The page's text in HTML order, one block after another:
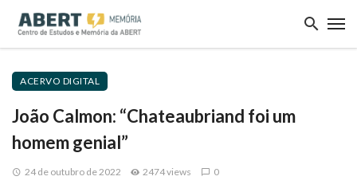
ACERVO DIGITAL
João Calmon: “Chateaubriand foi um
homem genial”
24 de outubro de 2022 2474 views 0